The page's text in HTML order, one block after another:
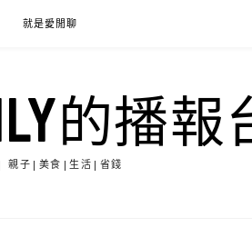
就是愛閒聊
的播報
親子|美食|生活|省錢